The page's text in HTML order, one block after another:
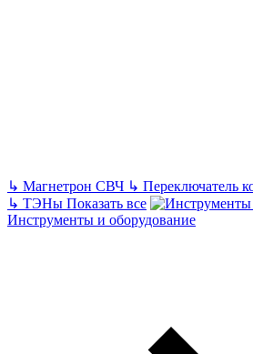
↳ Магнетрон СВЧ ↳ Переключатель
↳ ТЭНы Показать все
Инструменты и оборудование